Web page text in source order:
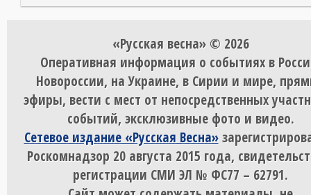
«Русская весна» © 2026
Оперативная информация о событиях в
Новороссии, на Украине, в Сирии и мире,
эфиры, вести с мест от непосредственных
событий, эксклюзивные фото и видео.
Сетевое издание «Русская Весна»
Роскомнадзор 20 августа 2015 года,
регистрации СМИ ЭЛ № ФС77 – 62791.